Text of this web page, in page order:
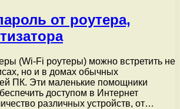
от роутера,
(Wi-Fi роутеры) можно встретить не
но и в домах обычных
ПК. Эти маленькие помощники
доступом в Интернет
различных устройств, от…